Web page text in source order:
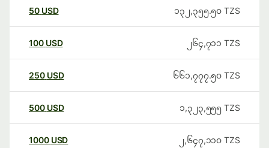
50 USD ၁၃၂,၃၅၅.၅၀ TZS
100 USD ၂၆၄,၇၁၁ TZS
250 USD ၆၆၁,၇၇၇.၅၀ TZS
500 USD ၁,၃၂၃,၅၅၅ TZS
1000 USD ၂,၆၄၇,၁၁၀ TZS